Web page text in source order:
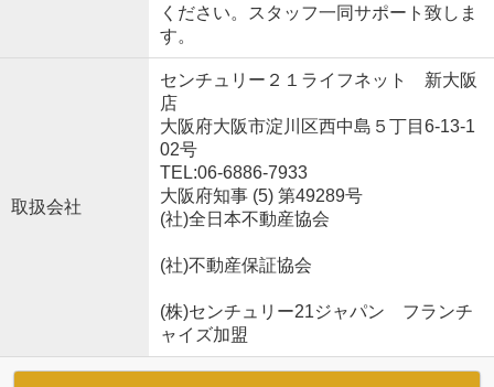
ください。スタッフ一同サポート致しま
す。
取扱会社
センチュリー２１ライフネット 新大阪
店
大阪府大阪市淀川区西中島５丁目6-13-1
02号
TEL:06-6886-7933
大阪府知事 (5) 第49289号
(社)全日本不動産協会
(社)不動産保証協会
(株)センチュリー21ジャパン フランチ
ャイズ加盟